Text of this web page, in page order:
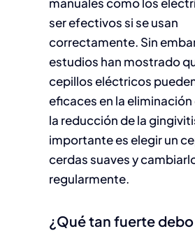
ser efectivos si se usan
correctamente. Sin
estudios han mostrado
cepillos eléctricos
eficaces en la eliminación
la reducción de la
importante es elegir un
cerdas suaves y
regularmente.
¿Qué tan fuerte debo